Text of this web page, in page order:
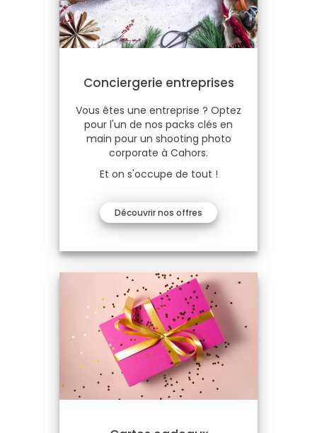
Conciergerie entreprises
Vous êtes une entreprise ? Optez
pour l'un de nos packs clés en
main pour un shooting photo
corporate à Cahors.
Et on s'occupe de tout !
Découvrir nos offres